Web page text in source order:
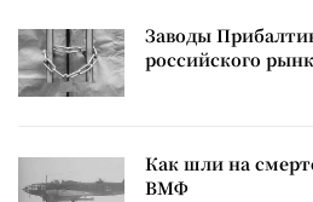
Заводы
российского
Как шли на
ВМФ